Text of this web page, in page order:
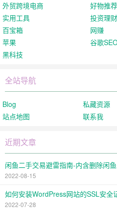
外贸跨境电商
好物推荐
实用工具
投资理财
百宝箱
网赚
苹果
谷歌
黑科技
全站导航
Blog
私藏资源
站点地图
联系我
近期文章
闲鱼二手交易避雷指南-内含删除闲
2022-08-15
如何安装WordPress网站的SSL安全
2022-07-28